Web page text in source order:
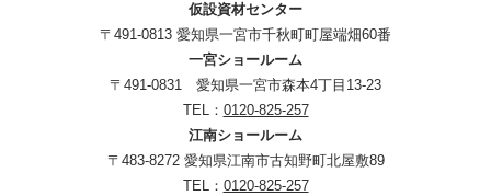
仮設資材センター
〒491-0813 愛知県一宮市千秋町町屋端畑60番
一宮ショールーム
〒491-0831 愛知県一宮市森本4丁目13-23
TEL： 0120-825-257
江南ショールーム
〒483-8272 愛知県江南市古知野町北屋敷89
TEL： 0120-825-257